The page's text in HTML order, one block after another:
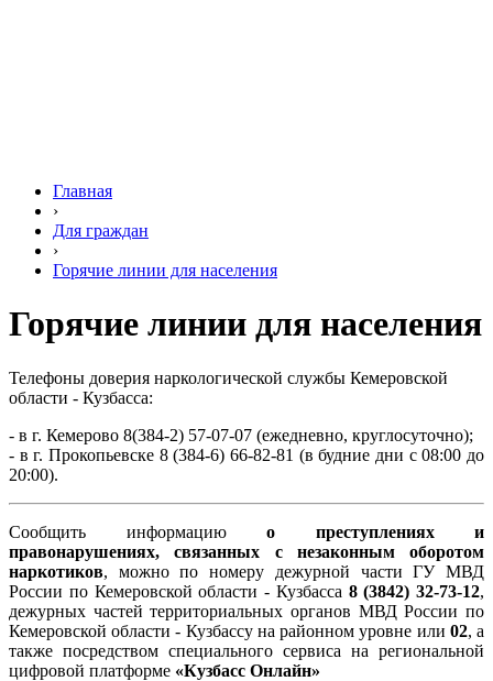
Главная
›
Для граждан
›
Горячие линии для населения
Горячие линии для населения
Телефоны доверия наркологической службы Кемеровской
области - Кузбасса:
- в г. Кемерово 8(384-2) 57-07-07 (ежедневно, круглосуточно);
- в г. Прокопьевске 8 (384-6) 66-82-81 (в будние дни с 08:00 до
20:00).
Сообщить информацию о преступлениях и
правонарушениях, связанных с незаконным оборотом
наркотиков, можно по номеру дежурной части ГУ МВД
России по Кемеровской области - Кузбасса 8 (3842) 32-73-12,
дежурных частей территориальных органов МВД России по
Кемеровской области - Кузбассу на районном уровне или 02, а
также посредством специального сервиса на региональной
цифровой платформе «Кузбасс Онлайн»